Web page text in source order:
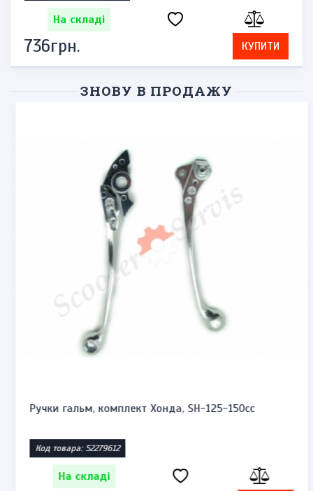
На складі
736грн. КУПИТИ
ЗНОВУ В ПРОДАЖУ
Ручки гальм, комплект Хонда, SH-125-150cc
Код товара: 52279612
На складі